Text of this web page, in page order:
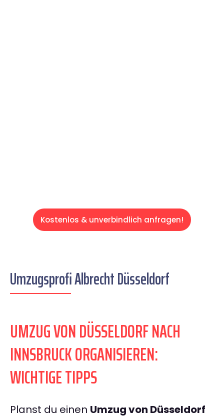
Kostenlos & unverbindlich anfragen!
Umzugsprofi Albrecht Düsseldorf
UMZUG VON DÜSSELDORF NACH
INNSBRUCK ORGANISIEREN:
WICHTIGE TIPPS
Planst du einen Umzug von Düsseldorf